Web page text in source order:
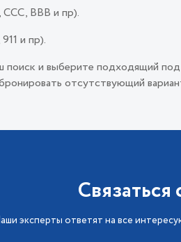
ССС, ВВВ и пр).
и пр).
и выберите подходящий
отсутствующий
Связаться
эксперты ответят на все